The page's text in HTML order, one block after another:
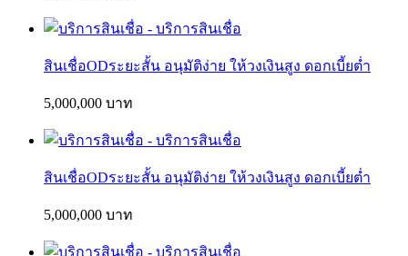
สินเชื่อODระยะสั้น อนุมัติง่าย ให้วงเงินสูง ดอกเบี้ยต่ำ
5,000,000 บาท
สินเชื่อODระยะสั้น อนุมัติง่าย ให้วงเงินสูง ดอกเบี้ยต่ำ
5,000,000 บาท